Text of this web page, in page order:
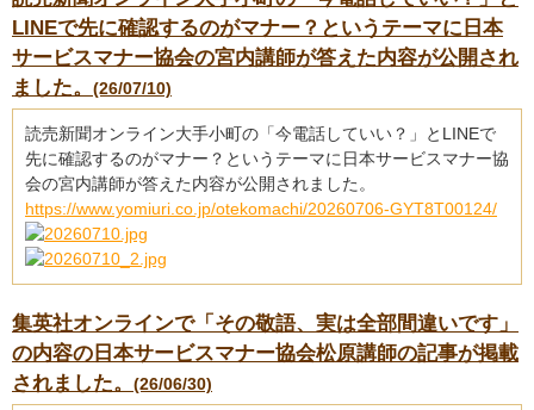
LINEで先に確認するのがマナー？というテーマに日本
サービスマナー協会の宮内講師が答えた内容が公開され
ました。 (26/07/10)
読売新聞オンライン大手小町の「今電話していい？」とLINEで
先に確認するのがマナー？というテーマに日本サービスマナー協
会の宮内講師が答えた内容が公開されました。
https://www.yomiuri.co.jp/otekomachi/20260706-GYT8T00124/
集英社オンラインで「その敬語、実は全部間違いです」
の内容の日本サービスマナー協会松原講師の記事が掲載
されました。 (26/06/30)